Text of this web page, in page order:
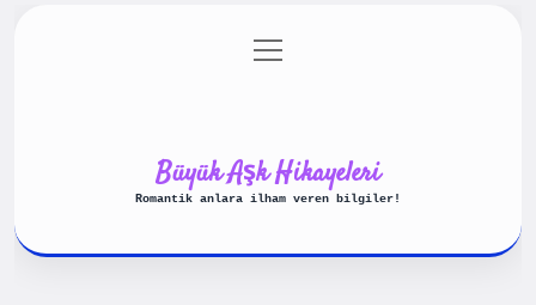
Gizlilik Politikası
menüyü
aç
Büyük Aşk Hikayeleri
Romantik anlara ilham veren bilgiler!